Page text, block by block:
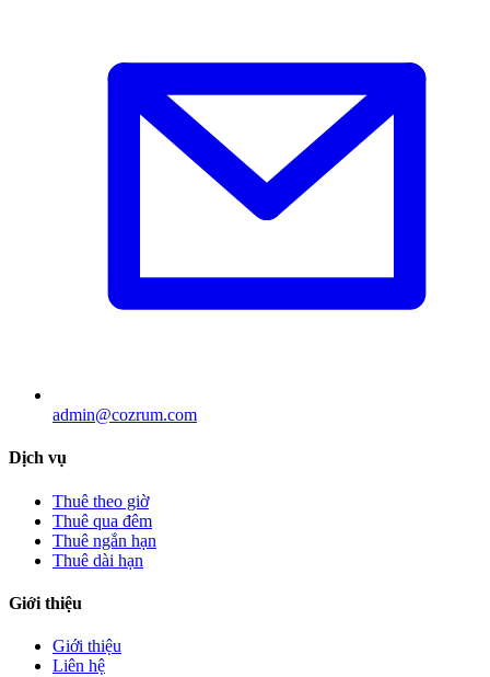
admin@cozrum.com
Dịch vụ
Thuê theo giờ
Thuê qua đêm
Thuê ngắn hạn
Thuê dài hạn
Giới thiệu
Giới thiệu
Liên hệ